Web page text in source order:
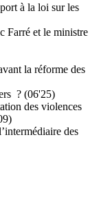
à la loi sur les
Farré et le ministre
la réforme des
? (06'25)
des violences
des